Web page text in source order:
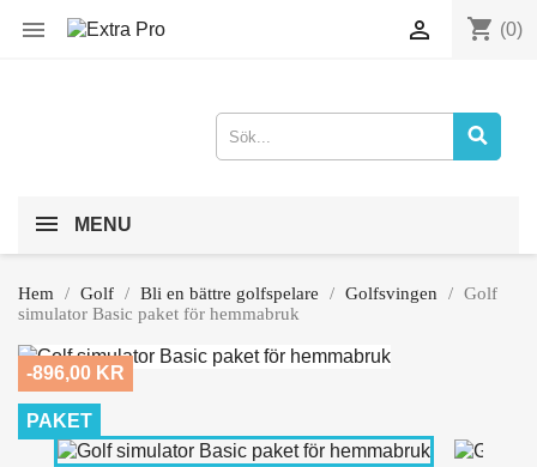
 shopping_cart (0)

MENU
Hem Golf Bli en bättre golfspelare Golfsvingen
Golf
simulator Basic paket för hemmabruk
-896,00 KR
PAKET